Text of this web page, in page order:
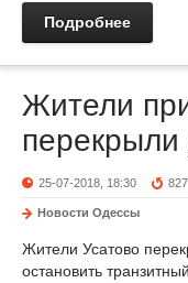
Подробнее
Жители
перекрыли
25-07-2018, 18:30 827
Новости Одессы
Жители Усатово
остановить